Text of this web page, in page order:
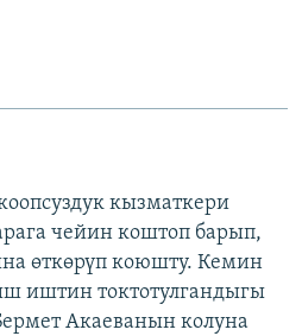
кызматкери
чейин коштоп барып,
өткөрүп коюшту. Кемин
иштин токтотулгандыгы
Акаеванын колуна